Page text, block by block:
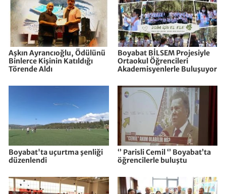
Aşkın Ayrancıoğlu, Ödülünü
Binlerce Kişinin Katıldığı
Törende Aldı
Boyabat BİLSEM Projesiyle
Ortaokul Öğrencileri
Akademisyenlerle Buluşuyor
Boyabat'ta uçurtma şenliği
düzenlendi
‘’ Parisli Cemil ‘’ Boyabat’ta
öğrencilerle buluştu